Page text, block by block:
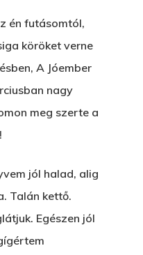
én futásomtól,
köröket verne
A Jóember
nagy
meg szerte a
jól halad, alig
Talán kettő.
Egészen jól